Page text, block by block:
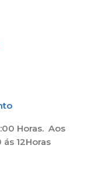
Horas. Aos
12Horas